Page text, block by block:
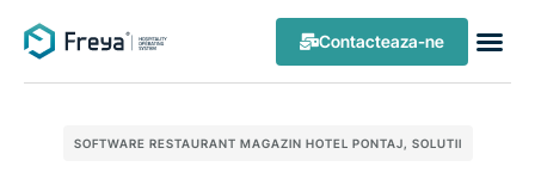
Contacteaza-ne
SOFTWARE RESTAURANT MAGAZIN HOTEL PONTAJ, SOLUTII